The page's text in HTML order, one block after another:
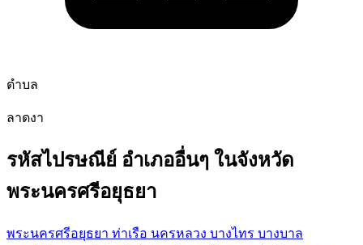
ตำบล
ลาดงา
รหัสไปรษณีย์ อำเภออื่นๆ ในจังหวัด
พระนครศรีอยุธยา
พระนครศรีอยุธยา ท่าเรือ นครหลวง บางไทร บางบาล